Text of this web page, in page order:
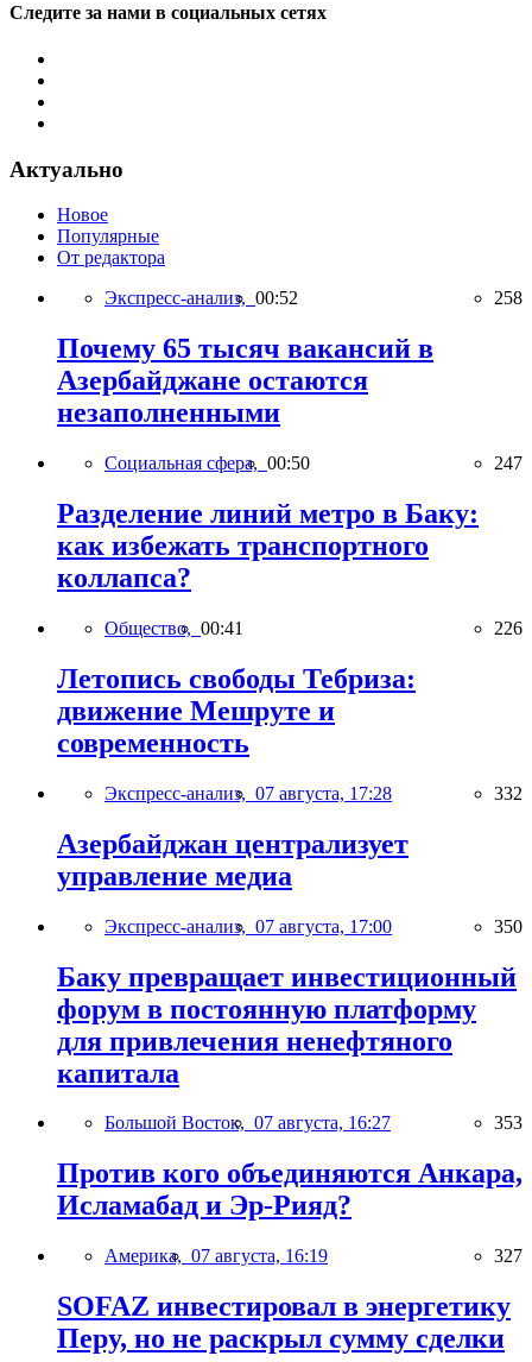
Следите за нами в социальных сетях
Актуально
Новое
Популярные
От редактора
Экспресс-анализ, 00:52 258
Почему 65 тысяч вакансий в
Азербайджане остаются
незаполненными
Социальная сфера, 00:50 247
Разделение линий метро в Баку:
как избежать транспортного
коллапса?
Общество, 00:41 226
Летопись свободы Тебриза:
движение Мешруте и
современность
Экспресс-анализ, 07 августа, 17:28 332
Азербайджан централизует
управление медиа
Экспресс-анализ, 07 августа, 17:00 350
Баку превращает инвестиционный
форум в постоянную платформу
для привлечения ненефтяного
капитала
Большой Восток, 07 августа, 16:27 353
Против кого объединяются Анкара,
Исламабад и Эр-Рияд?
Америка, 07 августа, 16:19 327
SOFAZ инвестировал в энергетику
Перу, но не раскрыл сумму сделки